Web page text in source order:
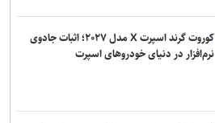
کوروت گرند اسپرت X مدل ۲۰۲۷؛ اثبات جادوی
نرم‌افزار در دنیای خودروهای اسپرت